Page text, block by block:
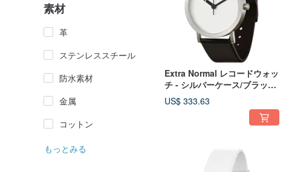
素材
革
ステンレススチール
防水素材
金属
コットン
もっとみる
Extra Normal レコードウォッ
チ - シルバーケース/ブラック
針/ブラック本革カーフストラ
ップ
US$ 333.63